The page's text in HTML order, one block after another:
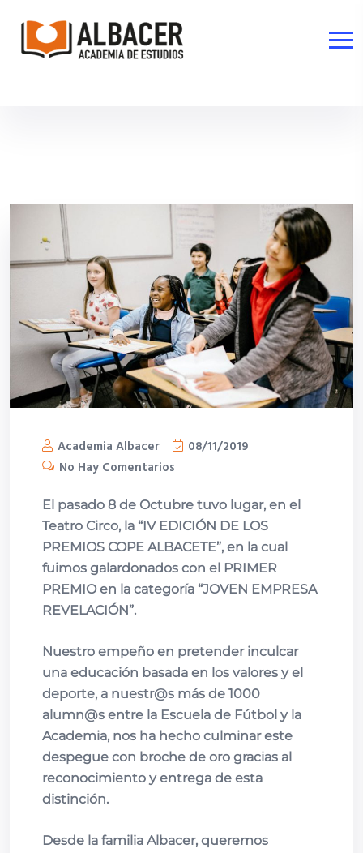
Academia Albacer
08/11/2019
No Hay Comentarios
El pasado 8 de Octubre tuvo lugar, en el
Teatro Circo, la “IV EDICIÓN DE LOS
PREMIOS COPE ALBACETE”, en la cual
fuimos galardonados con el PRIMER
PREMIO en la categoría “JOVEN EMPRESA
REVELACIÓN”.
Nuestro empeño en pretender inculcar
una educación basada en los valores y el
deporte, a nuestr@s más de 1000
alumn@s entre la Escuela de Fútbol y la
Academia, nos ha hecho culminar este
despegue con broche de oro gracias al
reconocimiento y entrega de esta
distinción.
Desde la familia Albacer, queremos